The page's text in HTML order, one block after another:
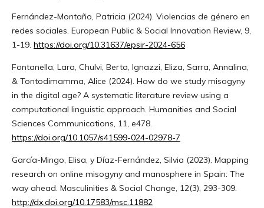
Fernández-Montaño, Patricia (2024). Violencias de género en
redes sociales. European Public & Social Innovation Review, 9,
1-19. https://doi.org/10.31637/epsir-2024-656
Fontanella, Lara, Chulvi, Berta, Ignazzi, Eliza, Sarra, Annalina,
& Tontodimamma, Alice (2024). How do we study misogyny
in the digital age? A systematic literature review using a
computational linguistic approach. Humanities and Social
Sciences Communications, 11, e478.
https://doi.org/10.1057/s41599-024-02978-7
García-Mingo, Elisa, y Díaz-Fernández, Silvia (2023). Mapping
research on online misogyny and manosphere in Spain: The
way ahead. Masculinities & Social Change, 12(3), 293-309.
http://dx.doi.org/10.17583/msc.11882